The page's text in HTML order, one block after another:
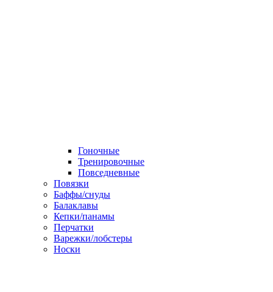
Гоночные
Тренировочные
Повседневные
Повязки
Баффы/снуды
Балаклавы
Кепки/панамы
Перчатки
Варежки/лобстеры
Носки